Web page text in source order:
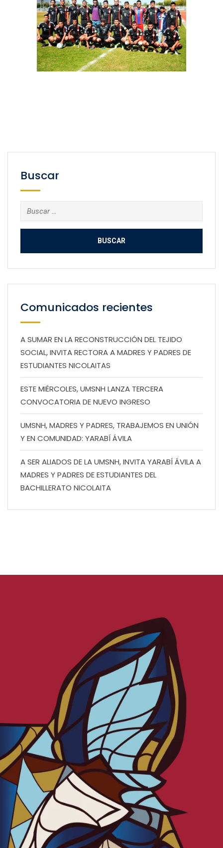
Buscar
Buscar:
Comunicados recientes
A SUMAR EN LA RECONSTRUCCIÓN DEL TEJIDO
SOCIAL, INVITA RECTORA A MADRES Y PADRES DE
ESTUDIANTES NICOLAITAS
ESTE MIÉRCOLES, UMSNH LANZA TERCERA
CONVOCATORIA DE NUEVO INGRESO
UMSNH, MADRES Y PADRES, TRABAJEMOS EN UNIÓN
Y EN COMUNIDAD: YARABÍ ÁVILA
A SER ALIADOS DE LA UMSNH, INVITA YARABÍ ÁVILA A
MADRES Y PADRES DE ESTUDIANTES DEL
BACHILLERATO NICOLAITA